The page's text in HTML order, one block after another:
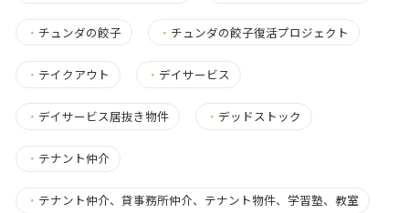
・ チュンダの餃子 ・ チュンダの餃子復活プロジェクト
・ テイクアウト ・ デイサービス
・ デイサービス居抜き物件 ・ デッドストック
・ テナント仲介
・ テナント仲介、貸事務所仲介、テナント物件、学習塾、教室